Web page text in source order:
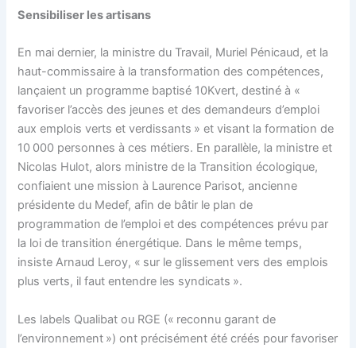
Sensibiliser les artisans
En mai dernier, la ministre du Travail, Muriel Pénicaud, et la
haut-commissaire à la transformation des compétences,
lançaient un programme baptisé 10Kvert, destiné à «
favoriser l’accès des jeunes et des demandeurs d’emploi
aux emplois verts et verdissants » et visant la formation de
10 000 personnes à ces métiers. En parallèle, la ministre et
Nicolas Hulot, alors ministre de la Transition écologique,
confiaient une mission à Laurence Parisot, ancienne
présidente du Medef, afin de bâtir le plan de
programmation de l’emploi et des compétences prévu par
la loi de transition énergétique. Dans le même temps,
insiste Arnaud Leroy, « sur le glissement vers des emplois
plus verts, il faut entendre les syndicats ».
Les labels Qualibat ou RGE (« reconnu garant de
l’environnement ») ont précisément été créés pour favoriser